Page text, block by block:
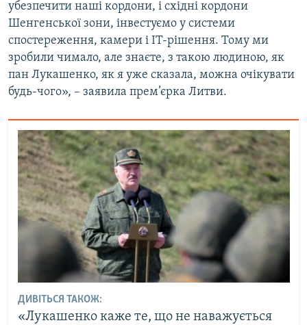
убезпечити наші кордони, і східні кордони
Шенгенської зони, інвестуємо у системи
спостереження, камери і ІТ-рішення. Тому ми
зробили чимало, але знаєте, з такою людиною, як
пан Лукашенко, як я уже сказала, можна очікувати
будь-чого», – заявила прем’єрка Литви.
ДИВІТЬСЯ ТАКОЖ:
«Лукашенко каже те, що не наважується